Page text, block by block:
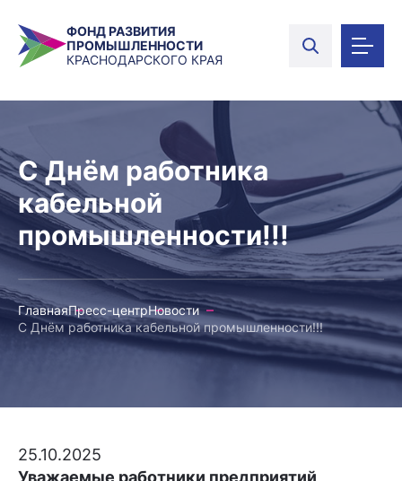
ФОНД РАЗВИТИЯ
ПРОМЫШЛЕННОСТИ
КРАСНОДАРСКОГО КРАЯ
С Днём работника
кабельной
промышленности!!!
ГлавнаяПресс-центрНовости
С Днём работника кабельной промышленности!!!
25.10.2025
Уважаемые работники предприятий